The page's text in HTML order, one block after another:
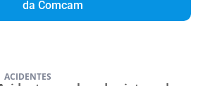
grupo no WhatsApp Notícias
da Comcam